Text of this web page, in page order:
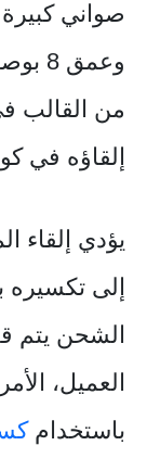
من القالب
إلقاؤه في
يؤدي إلقاء
إلى تكسيره
الشحن يتم
العميل،
باستخدام